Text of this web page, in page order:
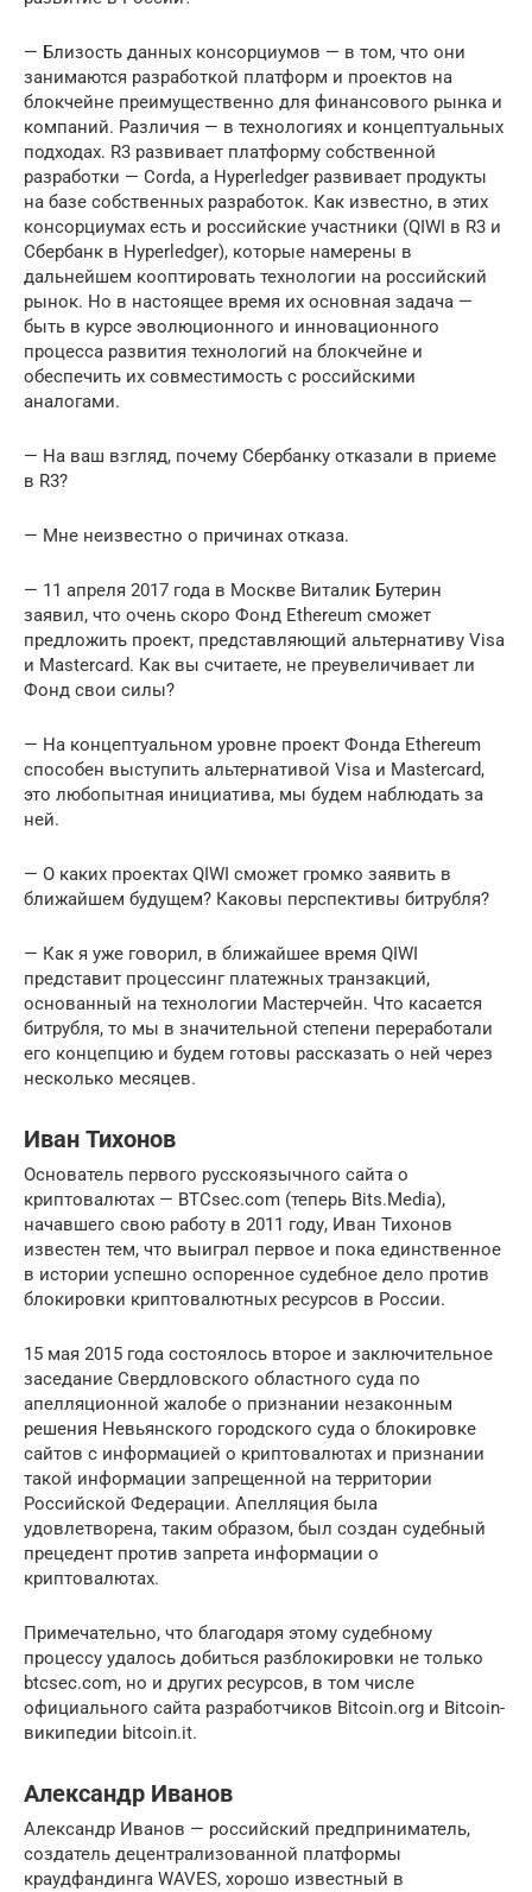
— Близость данных консорциумов — в том, что они
занимаются разработкой платформ и проектов на
блокчейне преимущественно для финансового рынка и
компаний. Различия — в технологиях и концептуальных
подходах. R3 развивает платформу собственной
разработки — Corda, а Hyperledger развивает продукты
на базе собственных разработок. Как известно, в этих
консорциумах есть и российские участники (QIWI в R3 и
Сбербанк в Hyperledger), которые намерены в
дальнейшем кооптировать технологии на российский
рынок. Но в настоящее время их основная задача —
быть в курсе эволюционного и инновационного
процесса развития технологий на блокчейне и
обеспечить их совместимость с российскими
аналогами.
— На ваш взгляд, почему Сбербанку отказали в приеме
в R3?
— Мне неизвестно о причинах отказа.
— 11 апреля 2017 года в Москве Виталик Бутерин
заявил, что очень скоро Фонд Ethereum сможет
предложить проект, представляющий альтернативу Visa
и Mastеrcard. Как вы считаете, не преувеличивает ли
Фонд свои силы?
— На концептуальном уровне проект Фонда Ethereum
способен выступить альтернативой Visa и Mastеrcard,
это любопытная инициатива, мы будем наблюдать за
ней.
— О каких проектах QIWI сможет громко заявить в
ближайшем будущем? Каковы перспективы битрубля?
— Как я уже говорил, в ближайшее время QIWI
представит процессинг платежных транзакций,
основанный на технологии Мастерчейн. Что касается
битрубля, то мы в значительной степени переработали
его концепцию и будем готовы рассказать о ней через
несколько месяцев.
Иван Тихонов
Основатель первого русскоязычного сайта о
криптовалютах — BTCsec.com (теперь Bits.Media),
начавшего свою работу в 2011 году, Иван Тихонов
известен тем, что выиграл первое и пока единственное
в истории успешно оспоренное судебное дело против
блокировки криптовалютных ресурсов в России.
15 мая 2015 года состоялось второе и заключительное
заседание Свердловского областного суда по
апелляционной жалобе о признании незаконным
решения Невьянского городского суда о блокировке
сайтов с информацией о криптовалютах и признании
такой информации запрещенной на территории
Российской Федерации. Апелляция была
удовлетворена, таким образом, был создан судебный
прецедент против запрета информации о
криптовалютах.
Примечательно, что благодаря этому судебному
процессу удалось добиться разблокировки не только
btcsec.com, но и других ресурсов, в том числе
официального сайта разработчиков Bitcoin.org и Bitcoin-
википедии bitcoin.it.
Александр Иванов
Александр Иванов — российский предприниматель,
создатель децентрализованной платформы
краудфандинга WAVES, хорошо известный в